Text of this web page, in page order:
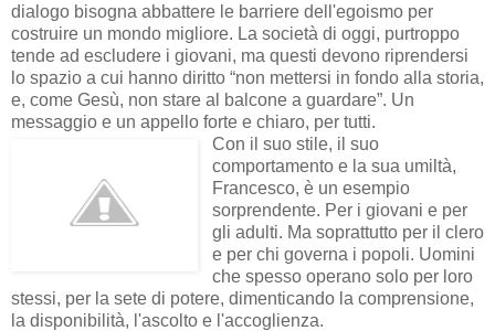
dialogo bisogna abbattere le barriere dell'egoismo per
costruire un mondo migliore. La società di oggi, purtroppo
tende ad escludere i giovani, ma questi devono riprendersi
lo spazio a cui hanno diritto “non mettersi in fondo alla storia,
e, come Gesù, non stare al balcone a guardare”. Un
messaggio e un appello forte e chiaro, per tutti.
Con il suo stile, il suo
comportamento e la sua umiltà,
Francesco, è un esempio
sorprendente. Per i giovani e per
gli adulti. Ma soprattutto per il clero
e per chi governa i popoli. Uomini
che spesso operano solo per loro
stessi, per la sete di potere, dimenticando la comprensione,
la disponibilità, l'ascolto e l'accoglienza.